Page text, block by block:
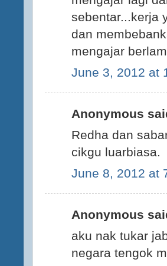
sebentar...kerja
dan
mengajar
June 3, 2012 at
Anonymous
Redha dan
cikgu luarbiasa.
June 8, 2012 at
Anonymous
aku nak tukar
negara tengok